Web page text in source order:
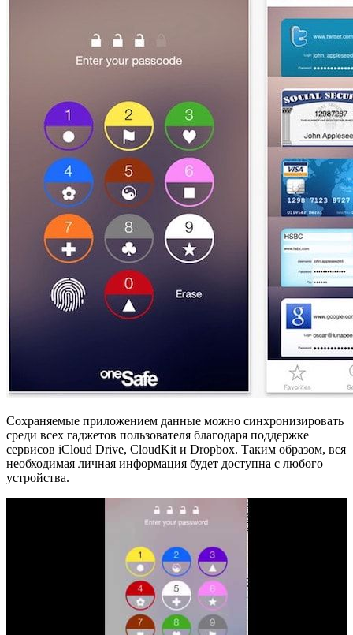
Сохраняемые приложением данные можно синхронизировать
среди всех гаджетов пользователя благодаря поддержке
сервисов iCloud Drive, CloudKit и Dropbox. Таким образом, вся
необходимая личная информация будет доступна с любого
устройства.